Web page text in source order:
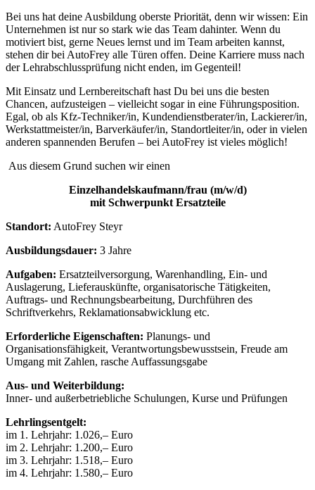
Bei uns hat deine Ausbildung oberste Priorität, denn wir wissen: Ein
Unternehmen ist nur so stark wie das Team dahinter. Wenn du
motiviert bist, gerne Neues lernst und im Team arbeiten kannst,
stehen dir bei AutoFrey alle Türen offen. Deine Karriere muss nach
der Lehrabschlussprüfung nicht enden, im Gegenteil!
Mit Einsatz und Lernbereitschaft hast Du bei uns die besten
Chancen, aufzusteigen – vielleicht sogar in eine Führungsposition.
Egal, ob als Kfz-Techniker/in, Kundendienstberater/in, Lackierer/in,
Werkstattmeister/in, Barverkäufer/in, Standortleiter/in, oder in vielen
anderen spannenden Berufen – bei AutoFrey ist vieles möglich!
Aus diesem Grund suchen wir einen
Einzelhandelskaufmann/frau (m/w/d)
mit Schwerpunkt Ersatzteile
Standort: AutoFrey Steyr
Ausbildungsdauer: 3 Jahre
Aufgaben: Ersatzteilversorgung, Warenhandling, Ein- und
Auslagerung, Lieferauskünfte, organisatorische Tätigkeiten,
Auftrags- und Rechnungsbearbeitung, Durchführen des
Schriftverkehrs, Reklamationsabwicklung etc.
Erforderliche Eigenschaften: Planungs- und
Organisationsfähigkeit, Verantwortungsbewusstsein, Freude am
Umgang mit Zahlen, rasche Auffassungsgabe
Aus- und Weiterbildung:
Inner- und außerbetriebliche Schulungen, Kurse und Prüfungen
Lehrlingsentgelt:
im 1. Lehrjahr: 1.026,– Euro
im 2. Lehrjahr: 1.200,– Euro
im 3. Lehrjahr: 1.518,– Euro
im 4. Lehrjahr: 1.580,– Euro